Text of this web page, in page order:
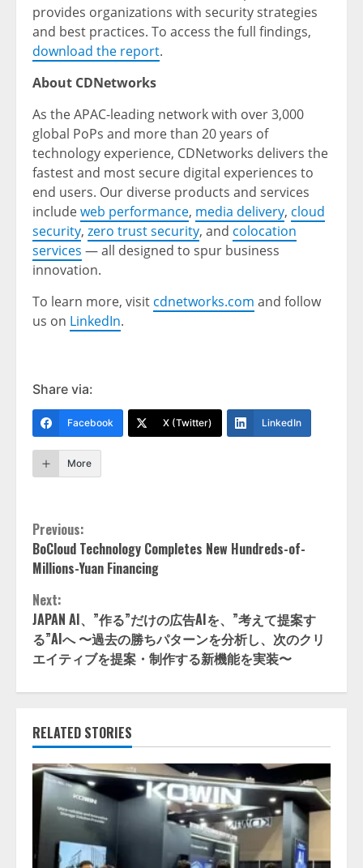
provides organizations with security strategies
and best practices. To access the full findings,
download the report.
About CDNetworks
As the APAC-leading network with over 3,000
global PoPs and more than 20 years of
technology experience, CDNetworks delivers the
fastest and most secure digital experiences to
end users. Our diverse products and services
includeweb performance, media delivery, cloud
security, zero trust security, and colocation
services — all designed to spur business
innovation.
To learn more, visit cdnetworks.com and follow
us on LinkedIn.
Share via:
Facebook X (Twitter) LinkedIn
More
Continue
Reading
Previous:
BoCloud Technology Completes New Hundreds-of-
Millions-Yuan Financing
Next:
JAPAN AI、”作る”だけの広告AIを、”考えて提案す
る”AIへ 〜過去の勝ちパターンを分析し、次のクリ
エイティブを提案・制作する新機能を実装〜
RELATED STORIES